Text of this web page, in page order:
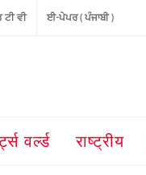
ਟੀ ਵੀ ਈ-ਪੇਪਰ ( ਪੰਜਾਬੀ )
वर्ल्ड राष्ट्रीय